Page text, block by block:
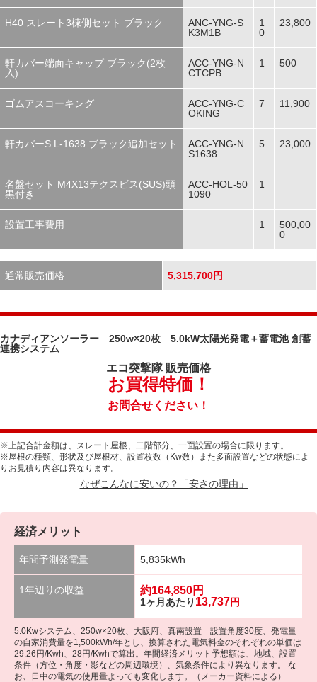
H40 スレート3棟側セット ブラック
ANC-YNG-S
K3M1B
1
0
23,800
軒カバー端面キャップ ブラック(2枚
入)
ACC-YNG-N
CTCPB
1 500
ゴムアスコーキング
ACC-YNG-C
OKING
7 11,900
軒カバーS L-1638 ブラック追加セット
ACC-YNG-N
S1638
5 23,000
名盤セット M4X13テクスビス(SUS)頭
黒付き
ACC-HOL-50
1090
1
設置工事費用 1
500,00
0
通常販売価格 5,315,700円
カナディアンソーラー 250w×20枚 5.0kW太陽光発電＋蓄電池 創蓄
連携システム
エコ突撃隊販売価格
お買得特価！
お問合せください！
※上記合計金額は、スレート屋根、二階部分、一面設置の場合に限ります。
※屋根の種類、形状及び屋根材、設置枚数（Kw数）また多面設置などの状態によ
りお見積り内容は異なります。
なぜこんなに安いの？「安さの理由」
経済メリット
年間予測発電量 5,835kWh
1年辺りの収益 約164,850円
1ヶ月あたり 13,737円
5.0Kwシステム、250w×20枚、大阪府、真南設置 設置角度30度、発電量
の自家消費量を1,500kWh/年とし、換算された電気料金のそれぞれの単価は
29.26円/Kwh、28円/Kwhで算出。年間経済メリット予想額は、地域、設置
条件（方位・角度・影などの周辺環境）、気象条件により異なります。 な
お、日中の電気の使用量よっても変化します。（メーカー資料による）